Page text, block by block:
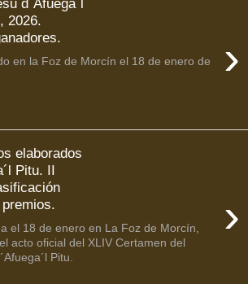
d´Afuega´l
2026.
›
en la Foz de Morcín el 18 de enero de
elaborados
Pitu. II
›
el 18 de enero en La Foz de Morcín,
acto oficial del XLIV Certamen del
Pitu.